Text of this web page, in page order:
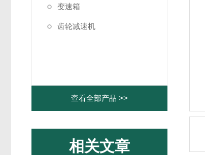
变速箱
齿轮减速机
查看全部产品 >>
相关文章